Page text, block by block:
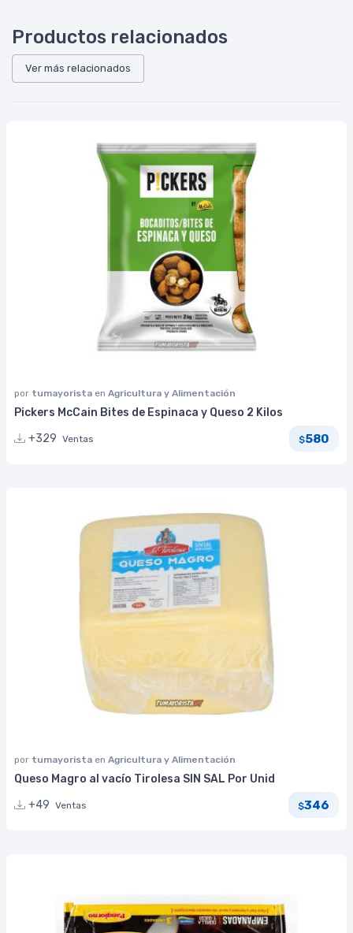
Productos relacionados
Ver más relacionados
por tumayorista en Agricultura y Alimentación
Pickers McCain Bites de Espinaca y Queso 2 Kilos
+329 Ventas $580
por tumayorista en Agricultura y Alimentación
Queso Magro al vacío Tirolesa SIN SAL Por Unid
+49 Ventas $346